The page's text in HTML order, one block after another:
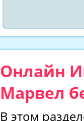
Онлайн
Марвел
В этом